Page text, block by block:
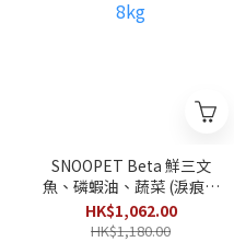
SNOOPET Beta 鮮三文
魚、磷蝦油、蔬菜 (淚痕及
皮膚護理有機配方) 狗糧
8kg
HK$1,062.00
HK$1,180.00